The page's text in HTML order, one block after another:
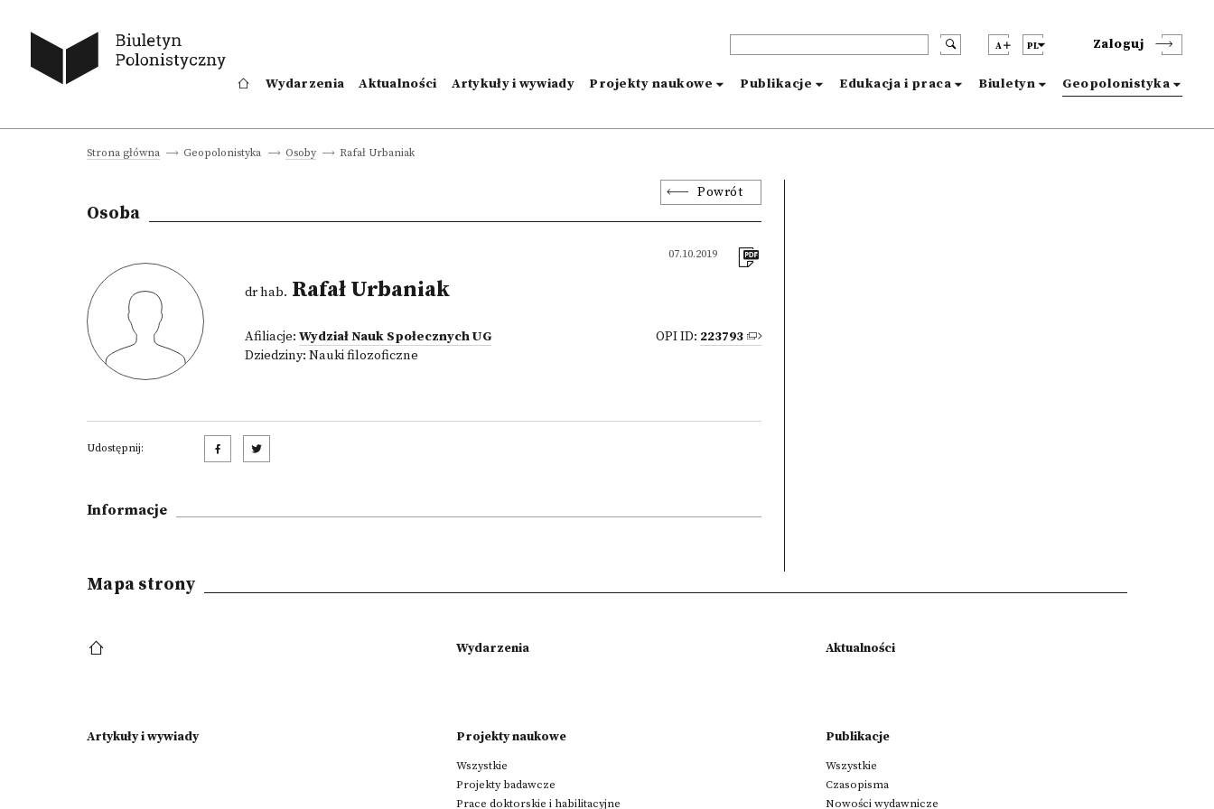
A PL Zaloguj
Wydarzenia Aktualności Artykuły i wywiady Projekty naukowe Publikacje Edukacja i praca Biuletyn Geopolonistyka
Strona główna Geopolonistyka Osoby Rafał Urbaniak
Powrót
Osoba
07.10.2019
dr hab. Rafał Urbaniak
Afiliacje: Wydział Nauk Społecznych UG
Dziedziny: Nauki filozoficzne
OPI ID: 223793
Udostępnij:
Informacje
Mapa strony
Wydarzenia Aktualności
Artykuły i wywiady Projekty naukowe
Wszystkie
Projekty badawcze
Prace doktorskie i habilitacyjne
Publikacje
Wszystkie
Czasopisma
Nowości wydawnicze